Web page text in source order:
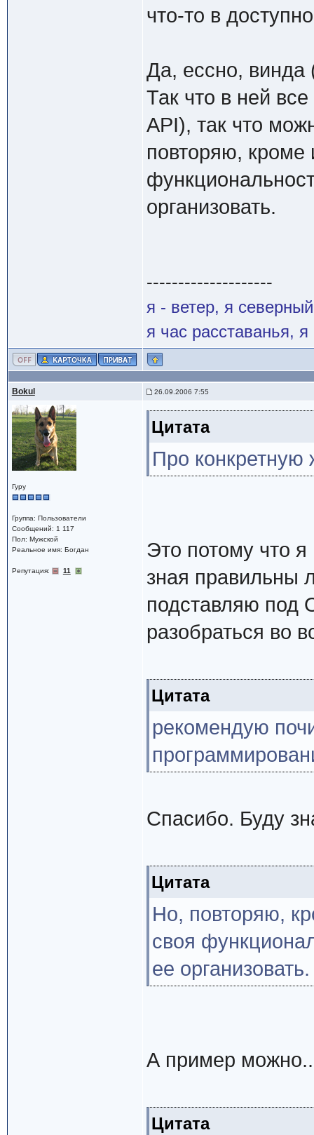
что-то в
Да, ессно, винда
Так что в ней
API), так что
повторяю, кроме
организовать.
--------------------
я - ветер, я
я час расставанья,
Bokul 26.09.2006 7:55
Гуру
Группа: Пользователи
Сообщений: 1 117
Пол: Мужской
Реальное имя: Богдан
Репутация: 11
Цитата
Про конкретную
Это потому что
зная правильны
подставляю под
разобраться во
Цитата
рекомендую
Спасибо. Буду
Цитата
Но, повторяю,
своя
ее организовать.
А пример
Цитата